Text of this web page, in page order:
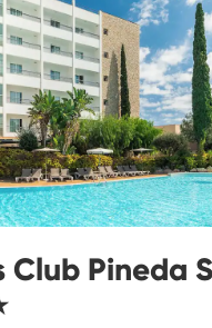
Club Pineda